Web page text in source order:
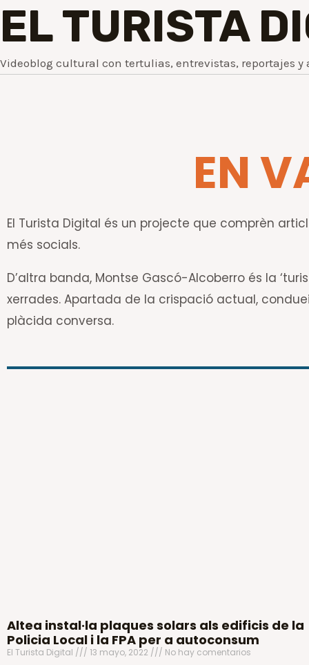
EL TURISTA
Videoblog cultural con tertulias, entrevistas, reportajes y
EN
El Turista Digital és un projecte que comprèn
més socials.
D’altra banda, Montse Gascó-Alcoberro és la
xerrades. Apartada de la crispació actual,
plàcida conversa.
Altea instal·la plaques solars als edificis de la
Policia Local i la FPA per a autoconsum
El Turista Digital 13 mayo, 2022 No hay comentarios